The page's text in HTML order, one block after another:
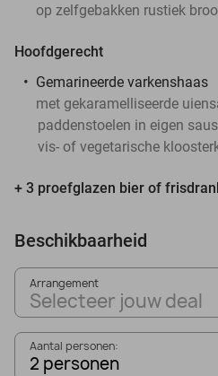
op zelfgebakken rustiek
Hoofdgerecht
Gemarineerde varkenshaas
met gekaramelliseerde
paddenstoelen in eigen
vis- of vegetarische
+ 3 proefglazen bier of
Beschikbaarheid
Arrangement
Selecteer jouw deal
Aantal personen:
2 personen